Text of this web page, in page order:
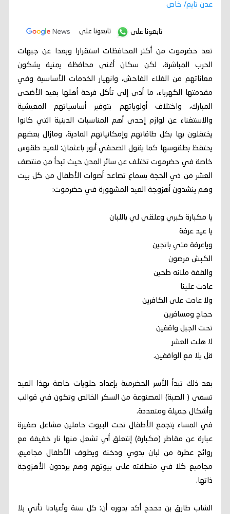
عدن تايم/ خاص
تابعونا على تابعونا على
تعد حضرموت من أكثر المحافظات استقرارا وبعدا عن جبهات
الحرب المباشرة، لكن سكان أغنى محافظة يمنية يشكون
معاناتهم من الغلاء الفاحش، وانهيار الخدمات الأساسية وفي
مقدمتها الكهرباء، ما أدى إلى تأكل فرحة أهلها بعيد الأضحى
المبارك، واختلاف أولوياتهم بتوفير أساسياتهم المعيشية
والاستغناء عن لوازم إحدى أهم المناسبات الدينية التي كانوا
يختفلون بها بكل طاقاتهم وإمكانياتهم المادية، ومازال بعضهم
يحتفظ بطقوسها كما يقول الصحفي أنور باعثمان: للعيد طقوس
خاصة في حضرموت تختلف عن سائر المدن حيث تبدأ من منتصف
العشر من ذي الحجة بسماع تصاعد أصوات الأطفال من كل بيت
وهم ينشدون أهزوجة العيد المشهورة في حضرموت:
يا مكبارة كبري وعلقي لي باللبان
يا عيد عرفة
وياعرفة متي باتجين
الكبش مرصون
والقفة ملانه طحين
عادت علينا
ولا عادت على الكافرين
حجاج ومسافرين
تحت الجبل واقفين
لا هلت العشر
قل يلا مع الواقفين.
بعد ذلك تبدأ الأسر الحضرمية بإعداد حلويات خاصة بهذا العيد
تسمى ( الصبة) المصنوعة من السكر الخالص وتكون في قوالب
وأشكال جميلة ومتعددة.
في المساء يتجمع الأطفال تحت البيوت حاملين مشاعل صغيرة
عبارة عن مقاطر (مكبارة) إنتعلق أي تشعل منها نار خفيفة مع
روائح عطرة من لبان بدوي ودخنة ويطوف الأطفال مجاميع،
مجاميع كلا في منطقته على بيوتهم وهم يرددون الأهزوجة
ذاتها.
الشاب طارق بن دحدح أكد بدوره أن: كل سنة وأعيادنا تأتي بلا